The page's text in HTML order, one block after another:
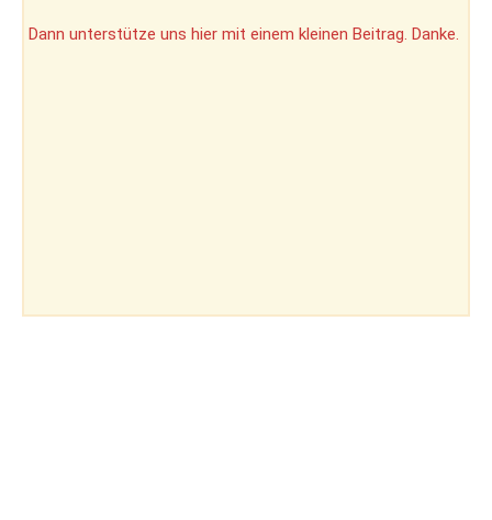
Dann unterstütze uns hier mit einem kleinen Beitrag. Danke.